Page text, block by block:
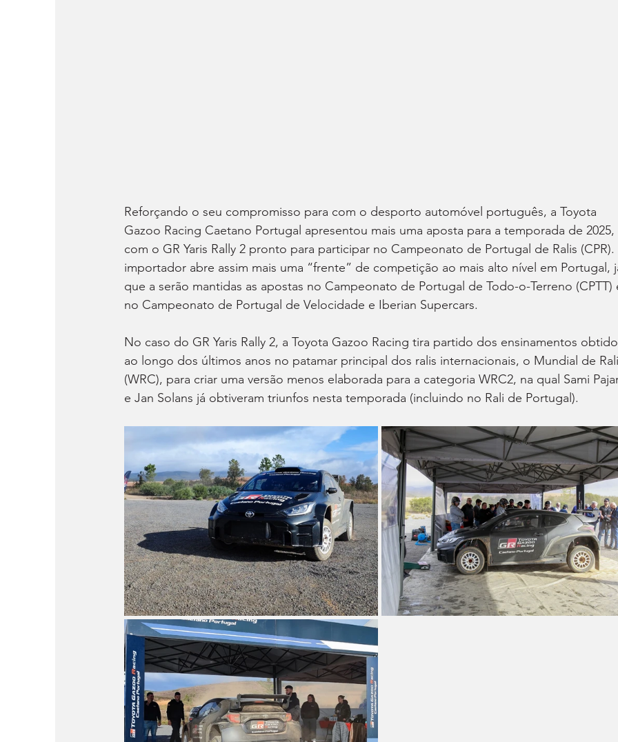
Reforçando o seu compromisso para com o desporto automóvel português, a Toyota
Gazoo Racing Caetano Portugal apresentou mais uma aposta para a temporada de 2025,
com o GR Yaris Rally 2 pronto para participar no Campeonato de Portugal de Ralis
importador abre assim mais uma “frente” de competição ao mais alto nível em Portugal,
que a serão mantidas as apostas no Campeonato de Portugal de Todo-o-Terreno
no Campeonato de Portugal de Velocidade e Iberian Supercars.
No caso do GR Yaris Rally 2, a Toyota Gazoo Racing tira partido dos ensinamentos
ao longo dos últimos anos no patamar principal dos ralis internacionais, o Mundial de
(WRC), para criar uma versão menos elaborada para a categoria WRC2, na qual Sami
e Jan Solans já obtiveram triunfos nesta temporada (incluindo no Rali de Portugal).